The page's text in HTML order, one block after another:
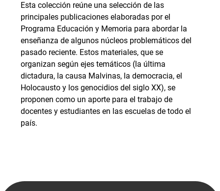
Esta colección reúne una selección de las
principales publicaciones elaboradas por el
Programa Educación y Memoria para abordar la
enseñanza de algunos núcleos problemáticos del
pasado reciente. Estos materiales, que se
organizan según ejes temáticos (la última
dictadura, la causa Malvinas, la democracia, el
Holocausto y los genocidios del siglo XX), se
proponen como un aporte para el trabajo de
docentes y estudiantes en las escuelas de todo el
país.